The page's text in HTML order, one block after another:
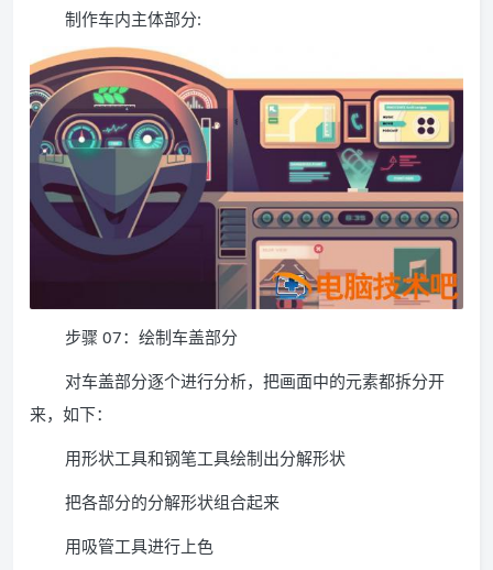
制作车内主体部分:
步骤 07：绘制车盖部分
对车盖部分逐个进行分析，把画面中的元素都拆分开
来，如下：
用形状工具和钢笔工具绘制出分解形状
把各部分的分解形状组合起来
用吸管工具进行上色